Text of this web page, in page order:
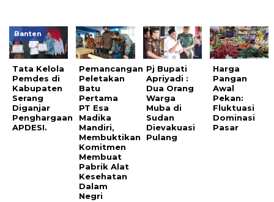
Banten
Tata Kelola
Pemdes di
Kabupaten
Serang
Diganjar
Penghargaan
APDESI.
Pemancangan
Peletakan
Batu
Pertama
PT Esa
Madika
Mandiri,
Membuktikan
Komitmen
Membuat
Pabrik Alat
Kesehatan
Dalam
Negri
Pj Bupati
Apriyadi :
Dua Orang
Warga
Muba di
Sudan
Dievakuasi
Pulang
Harga
Pangan
Awal
Pekan:
Fluktuasi
Dominasi
Pasar